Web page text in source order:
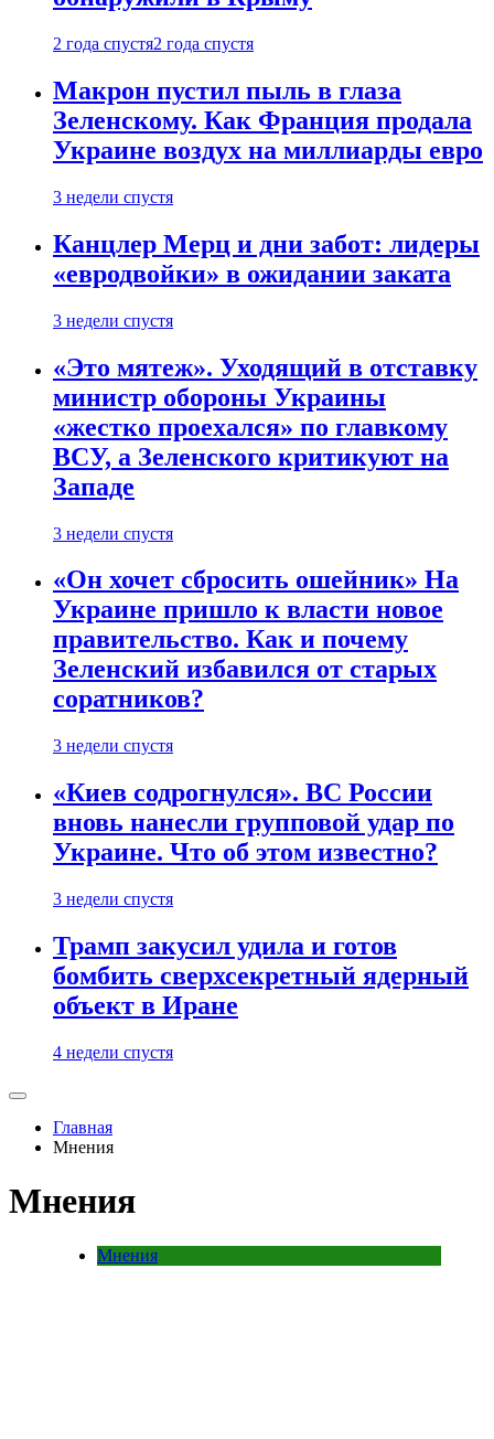
2 года спустя2 года спустя
Макрон пустил пыль в глаза
Зеленскому. Как Франция продала
Украине воздух на миллиарды евро
3 недели спустя
Канцлер Мерц и дни забот: лидеры
«евродвойки» в ожидании заката
3 недели спустя
«Это мятеж». Уходящий в отставку
министр обороны Украины
«жестко проехался» по главкому
ВСУ, а Зеленского критикуют на
Западе
3 недели спустя
«Он хочет сбросить ошейник» На
Украине пришло к власти новое
правительство. Как и почему
Зеленский избавился от старых
соратников?
3 недели спустя
«Киев содрогнулся». ВС России
вновь нанесли групповой удар по
Украине. Что об этом известно?
3 недели спустя
Трамп закусил удила и готов
бомбить сверхсекретный ядерный
объект в Иране
4 недели спустя
Главная
Мнения
Мнения
Мнения